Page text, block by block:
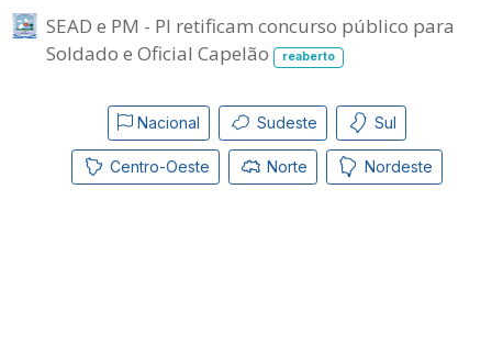
SEAD e PM - PI retificam concurso público para
Soldado e Oficial Capelão
reaberto
Nacional Sudeste Sul
Centro-Oeste Norte Nordeste